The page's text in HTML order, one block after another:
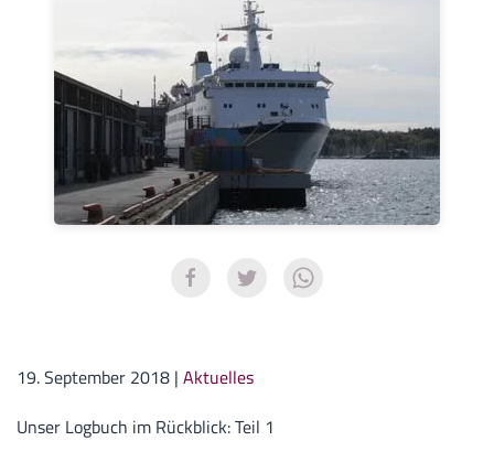
19. September 2018 | Aktuelles
Unser Logbuch im Rückblick: Teil 1